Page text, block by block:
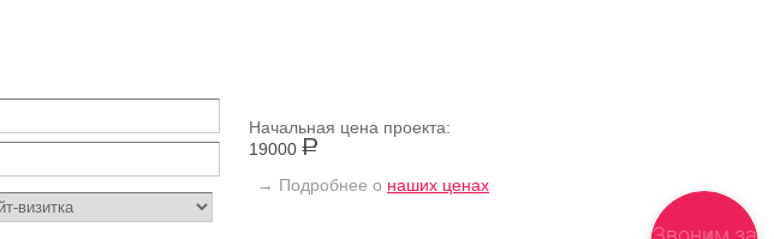
Начальная цена проекта:
19000
→ Подробнее о наших ценах